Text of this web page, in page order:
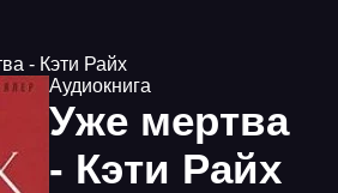
- Кэти Райх
Аудиокнига
Уже мертва
- Кэти Райх